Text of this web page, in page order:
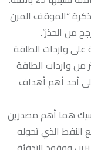
“الموقف المرن
من الحذر”.
على واردات الطاقة
من واردات الطاقة
أحد أهم أهداف
هما أهم مصدرين
النفط الذي تحوله